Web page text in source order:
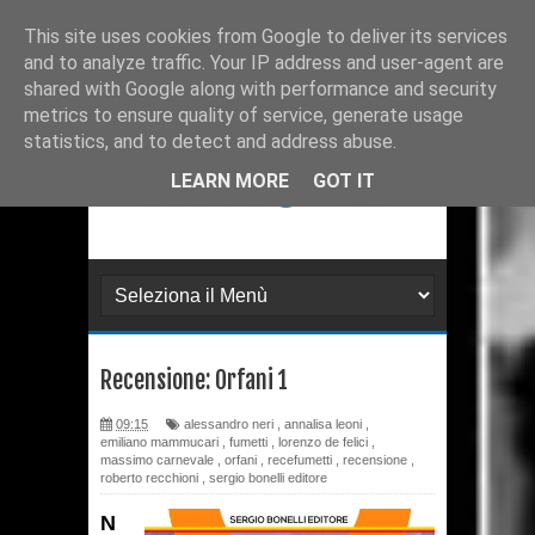
Ultimissime Recensione: Matana 3
Recensione: Julia 273
Recensione: Superman: Stagioni
Recensione: H.P. Lovecraft - I
gatti di Ulthar e altri racconti
Recensione: Il Segreto di
Leonardo da Paperdinci
Recensione: Orfani 1
09:15 alessandro neri , annalisa leoni ,
emiliano mammucari , fumetti , lorenzo de felici ,
massimo carnevale , orfani , recefumetti , recensione ,
roberto recchioni , sergio bonelli editore
N
This site uses cookies from Google to deliver its services
and to analyze traffic. Your IP address and user-agent are
shared with Google along with performance and security
metrics to ensure quality of service, generate usage
statistics, and to detect and address abuse.
LEARN MORE
GOT IT